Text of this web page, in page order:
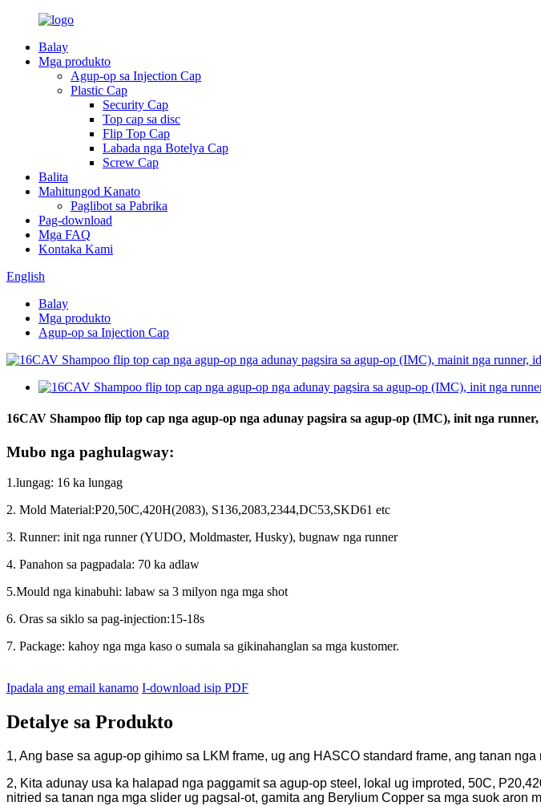
Balay
Mga produkto
Agup-op sa Injection Cap
Plastic Cap
Security Cap
Top cap sa disc
Flip Top Cap
Labada nga Botelya Cap
Screw Cap
Balita
Mahitungod Kanato
Paglibot sa Pabrika
Pag-download
Mga FAQ
Kontaka Kami
English
Balay
Mga produkto
Agup-op sa Injection Cap
16CAV Shampoo flip top cap nga agup-op nga adunay pagsira sa agup-op (IMC), init nga runner,
Mubo nga paghulagway:
1.lungag: 16 ka lungag
2. Mold Material:P20,50C,420H(2083), S136,2083,2344,DC53,SKD61 etc
3. Runner: init nga runner (YUDO, Moldmaster, Husky), bugnaw nga runner
4. Panahon sa pagpadala: 70 ka adlaw
5.Mould nga kinabuhi: labaw sa 3 milyon nga mga shot
6. Oras sa siklo sa pag-injection:15-18s
7. Package: kahoy nga mga kaso o sumala sa gikinahanglan sa mga kustomer.
Ipadala ang email kanamo I-download isip PDF
Detalye sa Produkto
1, Ang base sa agup-op gihimo sa LKM frame, ug ang HASCO standard frame, ang tanan
2, Kita adunay usa ka halapad nga paggamit sa agup-op steel, lokal ug improted, 50C,
nitried sa tanan nga mga slider ug pagsal-ot, gamita ang Berylium Copper sa mga suok aron